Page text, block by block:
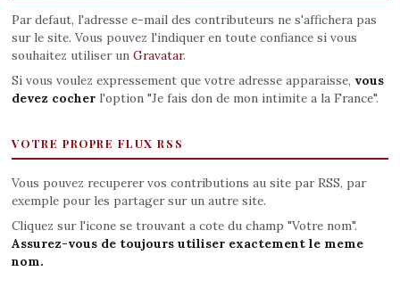
Par defaut, l'adresse e-mail des contributeurs ne s'affichera pas
sur le site. Vous pouvez l'indiquer en toute confiance si vous
souhaitez utiliser un Gravatar.
Si vous voulez expressement que votre adresse apparaisse, vous
devez cocherl'option "Je fais don de mon intimite a la France".
VOTRE PROPRE FLUX RSS
Vous pouvez recuperer vos contributions au site par RSS, par
exemple pour les partager sur un autre site.
Cliquez sur l'icone se trouvant a cote du champ "Votre nom".
Assurez-vous de toujours utiliser exactement le meme
nom.